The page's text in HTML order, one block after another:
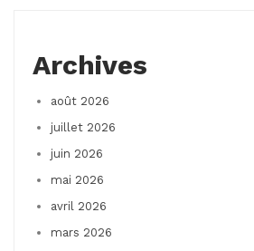
Archives
août 2026
juillet 2026
juin 2026
mai 2026
avril 2026
mars 2026